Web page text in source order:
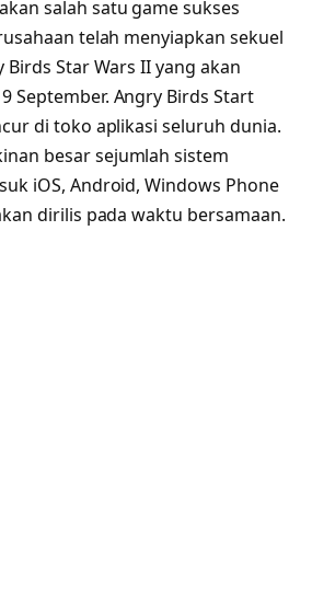
salah satu game sukses
telah menyiapkan sekuel
Star Wars II yang akan
September. Angry Birds Start
di toko aplikasi seluruh dunia.
besar sejumlah sistem
iOS, Android, Windows Phone
dirilis pada waktu bersamaan.